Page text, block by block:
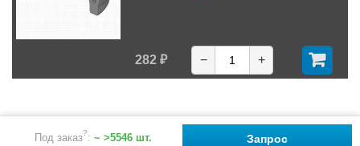
Под заказ?: ~ >5546 шт. Запрос
282 ₽ − +